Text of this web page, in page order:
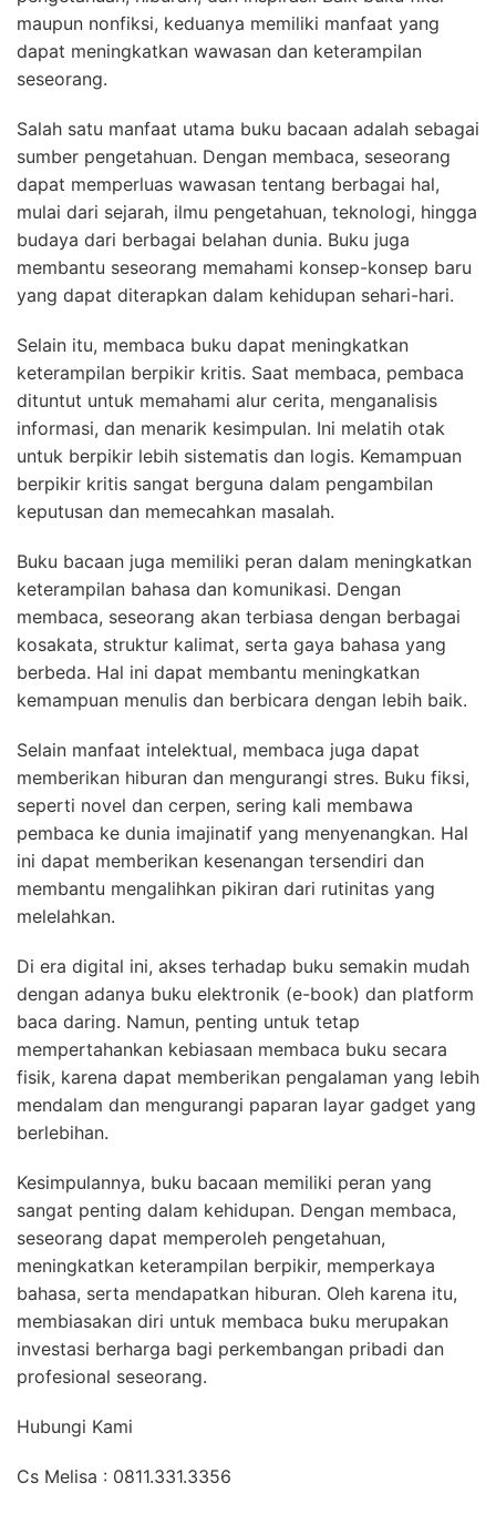
maupun nonfiksi, keduanya memiliki manfaat yang
dapat meningkatkan wawasan dan keterampilan
seseorang.
Salah satu manfaat utama buku bacaan adalah sebagai
sumber pengetahuan. Dengan membaca, seseorang
dapat memperluas wawasan tentang berbagai hal,
mulai dari sejarah, ilmu pengetahuan, teknologi, hingga
budaya dari berbagai belahan dunia. Buku juga
membantu seseorang memahami konsep-konsep baru
yang dapat diterapkan dalam kehidupan sehari-hari.
Selain itu, membaca buku dapat meningkatkan
keterampilan berpikir kritis. Saat membaca, pembaca
dituntut untuk memahami alur cerita, menganalisis
informasi, dan menarik kesimpulan. Ini melatih otak
untuk berpikir lebih sistematis dan logis. Kemampuan
berpikir kritis sangat berguna dalam pengambilan
keputusan dan memecahkan masalah.
Buku bacaan juga memiliki peran dalam meningkatkan
keterampilan bahasa dan komunikasi. Dengan
membaca, seseorang akan terbiasa dengan berbagai
kosakata, struktur kalimat, serta gaya bahasa yang
berbeda. Hal ini dapat membantu meningkatkan
kemampuan menulis dan berbicara dengan lebih baik.
Selain manfaat intelektual, membaca juga dapat
memberikan hiburan dan mengurangi stres. Buku fiksi,
seperti novel dan cerpen, sering kali membawa
pembaca ke dunia imajinatif yang menyenangkan. Hal
ini dapat memberikan kesenangan tersendiri dan
membantu mengalihkan pikiran dari rutinitas yang
melelahkan.
Di era digital ini, akses terhadap buku semakin mudah
dengan adanya buku elektronik (e-book) dan platform
baca daring. Namun, penting untuk tetap
mempertahankan kebiasaan membaca buku secara
fisik, karena dapat memberikan pengalaman yang lebih
mendalam dan mengurangi paparan layar gadget yang
berlebihan.
Kesimpulannya, buku bacaan memiliki peran yang
sangat penting dalam kehidupan. Dengan membaca,
seseorang dapat memperoleh pengetahuan,
meningkatkan keterampilan berpikir, memperkaya
bahasa, serta mendapatkan hiburan. Oleh karena itu,
membiasakan diri untuk membaca buku merupakan
investasi berharga bagi perkembangan pribadi dan
profesional seseorang.
Hubungi Kami
Cs Melisa : 0811.331.3356